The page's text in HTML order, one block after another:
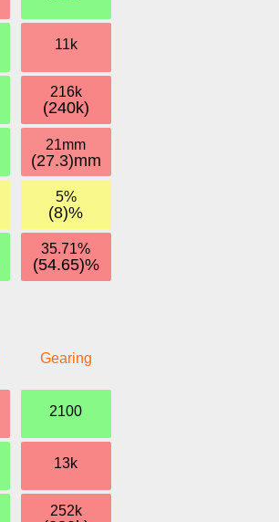
11k
216k
(240k)
21mm
(27.3)mm
5%
(8)%
35.71%
(54.65)%
Gearing
2100
13k
252k